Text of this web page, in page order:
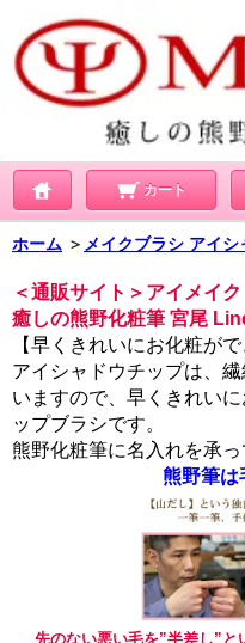
カート
ホーム ＞ メイクブラシ アイ
＜通販サイト＞アイメイ
癒しの熊野化粧筆 宮尾
【早くきれいにお化粧が
アイシャドウチップは、
いますので、早くきれい
ップブラシです。
熊野化粧筆に名入れを承っ
熊野筆は
先のない悪い毛を”半差し”と